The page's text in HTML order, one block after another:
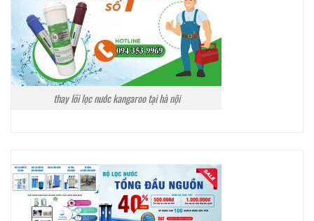
thay lõi lọc nước kangaroo tại hà nội